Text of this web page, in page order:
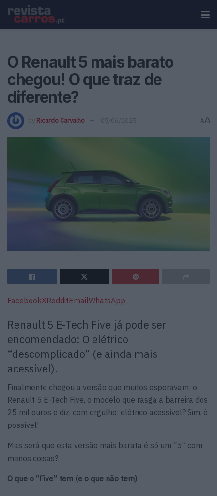
O Renault 5 mais barato
chegou! O que traz de
diferente?
by Ricardo Carvalho 05/06/2025 AA
FacebookXRedditEmailWhatsApp
Renault 5 E-Tech Five já pode ser
encomendado: O elétrico
“descomplicado” (e ainda mais
acessível).
Finalmente chegou a versão que muitos esperavam: o
Renault 5 E-Tech Five, o modelo que rasga a barreira dos
25 mil euros e diz, com orgulho: elétrico acessível? Sim, é
possível!
Mas será que esta versão mais barata é só um “5” com
menos coisas?
O que o “Five” tem (e o que não tem)